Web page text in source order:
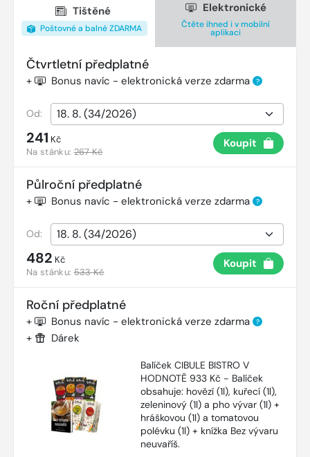
Tištěné
Poštovné a balné ZDARMA
Elektronické
Čtěte ihned i v mobilní
aplikaci
Čtvrtletní předplatné
+ Bonus navíc - elektronická verze zdarma ?
Od:
241 Kč
Na stánku:267 Kč
Koupit
Půlroční předplatné
+ Bonus navíc - elektronická verze zdarma ?
Od:
482 Kč
Na stánku:533 Kč
Koupit
Roční předplatné
+ Bonus navíc - elektronická verze zdarma ?
+ Dárek
Balíček CIBULE BISTRO V
HODNOTĚ 933 Kč - Balíček
obsahuje: hovězí (1l), kuřecí (1l),
zeleninový (1l) a pho vývar (1l) +
hráškovou (1l) a tomatovou
polévku (1l) + knížka Bez vývaru
neuvaříš.